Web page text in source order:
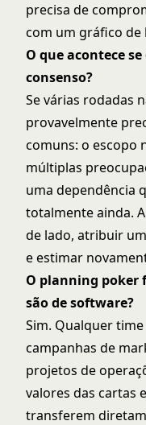
precisa de
com um gráfico
O que acontece
consenso?
Se várias rodadas
provavelmente
comuns: o escopo
múltiplas
uma dependência
totalmente ainda.
de lado, atribuir
e estimar
O planning poker
são de software?
Sim. Qualquer
campanhas de
projetos de
valores das cartas
transferem